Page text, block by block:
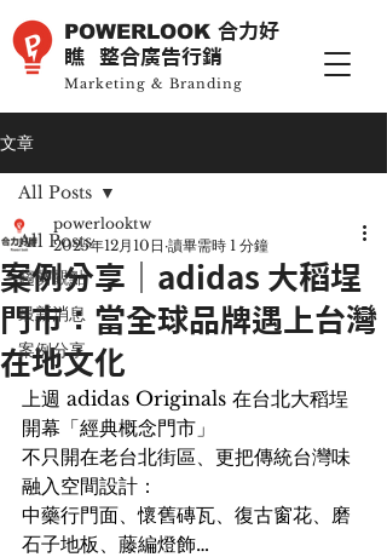
POWERLOOK 合力好
瞧 整合廣告行銷
Marketing & Branding
文章
All Posts
趨勢觀點
最新消息
案例分享
All Posts
案例分享｜adidas 大稻埕
門市：當全球品牌遇上台灣
在地文化
powerlooktw
2025年12月10日 讀畢需時 1 分鐘
上週 adidas Originals 在台北大稻埕
開幕「經典概念門市」
不只開在老台北街區、更把傳統台灣味
融入空間設計：
中藥行門面、懷舊磚瓦、復古窗花、磨
石子地板、藤編燈飾…